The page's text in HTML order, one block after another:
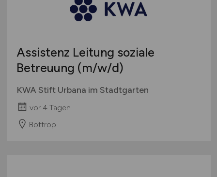
Assistenz Leitung soziale
Betreuung (m/w/d)
KWA Stift Urbana im Stadtgarten
vor 4 Tagen
Bottrop